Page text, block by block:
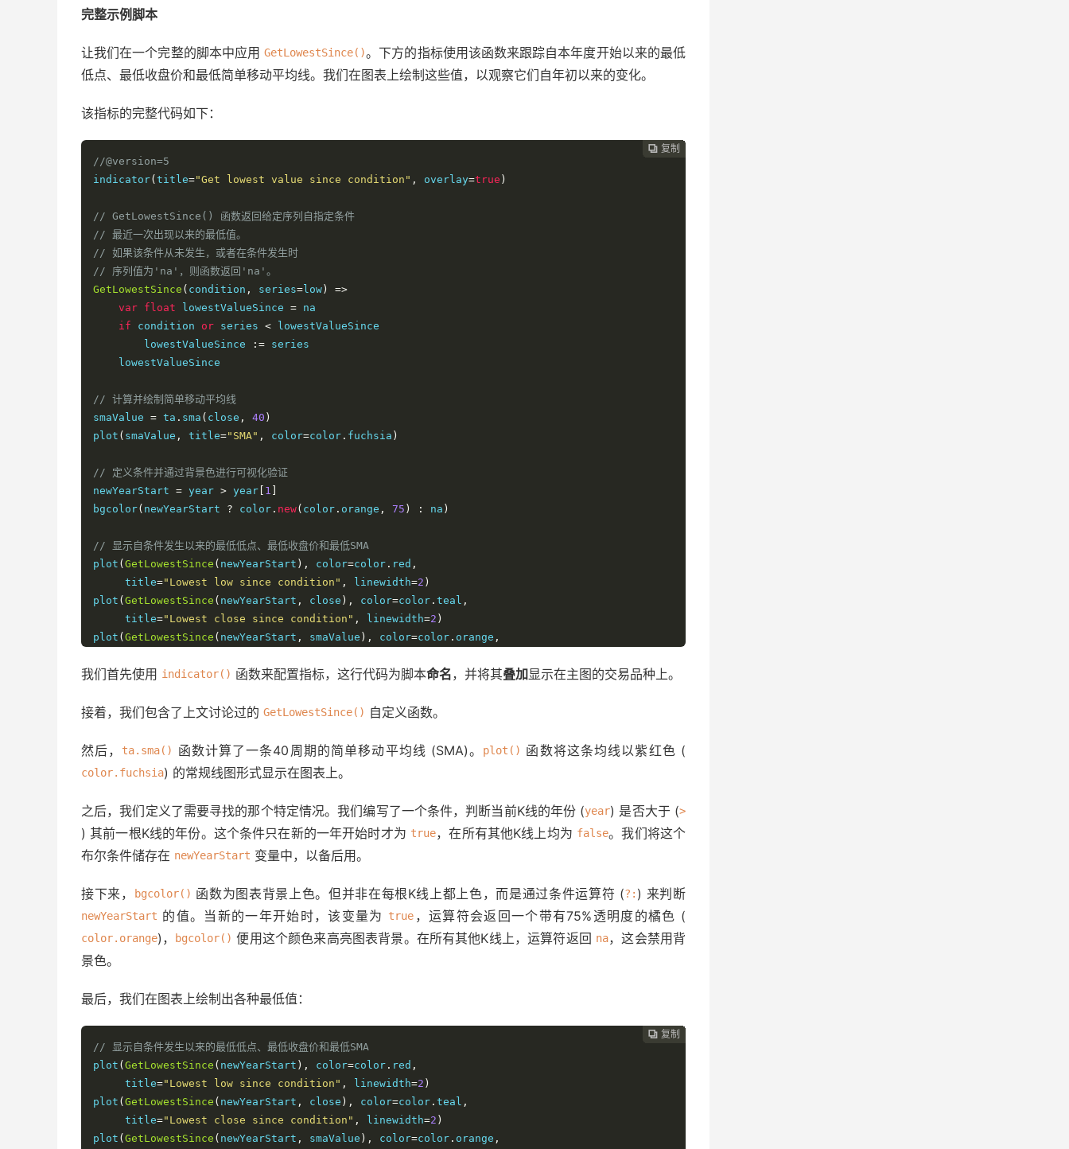
完整示例脚本
让我们在一个完整的脚本中应用GetLowestSince()。下方的指标使用该函数来跟踪自本年度开始以来的最低
低点、最低收盘价和最低简单移动平均线。我们在图表上绘制这些值，以观察它们自年初以来的变化。
该指标的完整代码如下：
 复制
 复制
 复制
 复制
 复制
 复制
 复制
 复制
 复制
 复制
 复制
 复制
 复制
 复制
 复制
 复制
 复制
 复制
 复制
 复制
 复制
 复制
 复制
 复制
 复制
 复制
 复制
 复制
 复制
 复制
//@version=5
indicator( title="Get lowest value since condition" , overlay=true )
// GetLowestSince() 函数返回给定序列自指定条件
// 最近一次出现以来的最低值。
// 如果该条件从未发生，或者在条件发生时
// 序列值为'na'，则函数返回'na'。
GetLowestSince ( condition , series= low )
=>
var float lowestValueSince = na
if condition or series < lowestValueSince
        lowestValueSince
:= series
    lowestValueSince
// 计算并绘制简单移动平均线
smaValue = ta . sma ( close , 40 )
plot ( smaValue , title="SMA" , color=color . fuchsia )
// 定义条件并通过背景色进行可视化验证
newYearStart = year > year 1
bgcolor( newYearStart ? color . new( color . orange , 75 ) : na )
// 显示自条件发生以来的最低低点、最低收盘价和最低SMA
plot ( GetLowestSince ( newYearStart ), color=color . red ,
     title
="Lowest low since condition" , linewidth=2 )
plot ( GetLowestSince ( newYearStart , close ), color=color . teal ,
     title
="Lowest close since condition" , linewidth=2 )
plot ( GetLowestSince ( newYearStart , smaValue ), color=color . orange ,
我们首先使用 indicator() 函数来配置指标，这行代码为脚本命名，并将其叠加显示在主图的交易品种上。
接着，我们包含了上文讨论过的 GetLowestSince() 自定义函数。
然后， ta.sma() 函数计算了一条40周期的简单移动平均线 (SMA)。 plot() 函数将这条均线以紫红色 (
color.fuchsia) 的常规线图形式显示在图表上。
之后，我们定义了需要寻找的那个特定情况。我们编写了一个条件，判断当前K线的年份 (year) 是否大于 (>
) 其前一根K线的年份。这个条件只在新的一年开始时才为 true，在所有其他K线上均为 false。我们将这个
布尔条件储存在 newYearStart 变量中，以备后用。
接下来， bgcolor() 函数为图表背景上色。但并非在每根K线上都上色，而是通过条件运算符 (?: ) 来判断
newYearStart 的值。当新的一年开始时，该变量为 true ，运算符会返回一个带有75%透明度的橘色 (
color.orange)， bgcolor() 便用这个颜色来高亮图表背景。在所有其他K线上，运算符返回 na，这会禁用背
景色。
最后，我们在图表上绘制出各种最低值：
 复制
 复制
 复制
 复制
 复制
 复制
 复制
 复制
 复制
 复制
 复制
 复制
 复制
 复制
 复制
 复制
 复制
 复制
 复制
 复制
 复制
 复制
 复制
 复制
 复制
 复制
 复制
 复制
 复制
// 显示自条件发生以来的最低低点、最低收盘价和最低SMA
plot ( GetLowestSince ( newYearStart ), color=color . red ,
     title
="Lowest low since condition" , linewidth=2 )
plot ( GetLowestSince ( newYearStart , close ), color=color . teal ,
     title
="Lowest close since condition" , linewidth=2 )
plot ( GetLowestSince ( newYearStart , smaValue ), color=color . orange ,